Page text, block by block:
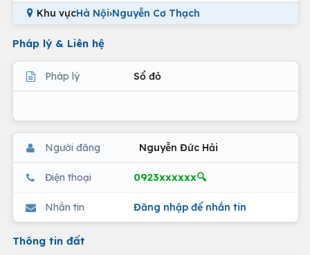
Khu vựcHà Nội›Nguyễn Cơ Thạch
Pháp lý & Liên hệ
Pháp lý Sổ đỏ
Người đăng Nguyễn Đức Hải
Điện thoại 0923xxxxxx🔍
Nhắn tin Đăng nhập để nhắn tin
Thông tin đất